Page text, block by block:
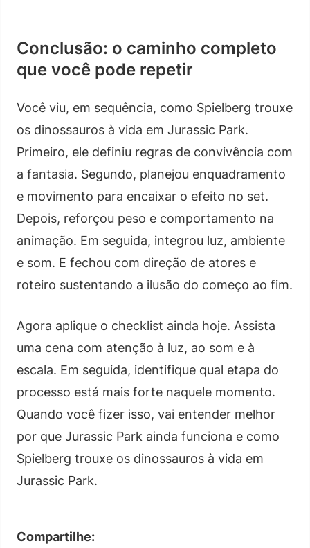
Conclusão: o caminho completo
que você pode repetir
Você viu, em sequência, como Spielberg trouxe
os dinossauros à vida em Jurassic Park.
Primeiro, ele definiu regras de convivência com
a fantasia. Segundo, planejou enquadramento
e movimento para encaixar o efeito no set.
Depois, reforçou peso e comportamento na
animação. Em seguida, integrou luz, ambiente
e som. E fechou com direção de atores e
roteiro sustentando a ilusão do começo ao fim.
Agora aplique o checklist ainda hoje. Assista
uma cena com atenção à luz, ao som e à
escala. Em seguida, identifique qual etapa do
processo está mais forte naquele momento.
Quando você fizer isso, vai entender melhor
por que Jurassic Park ainda funciona e como
Spielberg trouxe os dinossauros à vida em
Jurassic Park.
Compartilhe: